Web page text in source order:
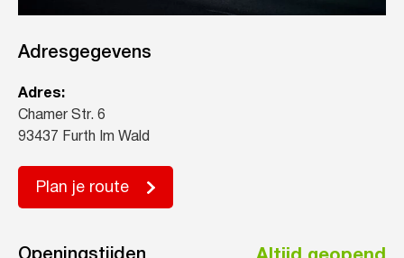
Adresgegevens
Adres:
Chamer Str. 6
93437 Furth Im Wald
Plan je route